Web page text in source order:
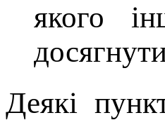
якого
Деякi